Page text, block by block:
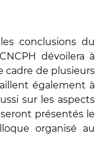
conclusions du
dévoilera à
cadre de plusieurs
également à
sur les aspects
présentés le
organisé au